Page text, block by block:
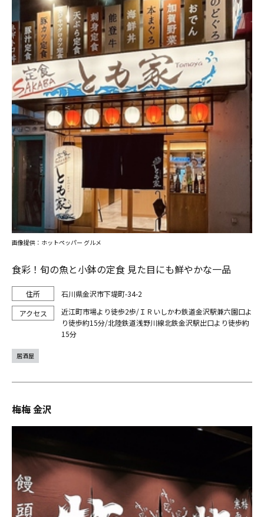
食彩！旬の魚と小鉢の定食 見た目にも鮮やかな一品
石川県金沢市下堤町-34-2
近江町市場より徒歩2歩/ＩＲいしかわ鉄道金沢駅兼六園口よ
り徒歩約15分/北陸鉄道浅野川線北鉄金沢駅出口より徒歩約
15分
画像提供：ホットペッパー グルメ
居酒屋
梅梅 金沢